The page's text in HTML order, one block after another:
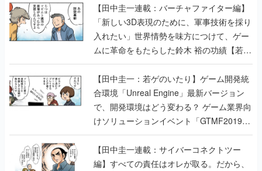
【田中圭一連載：バーチャファイター編】
「新しい3D表現のために、軍事技術を採り
入れたい」世界情勢を味方につけて、ゲー
ムに革命をもたらした鈴木 裕の功績【若ゲ
のいたり】
【田中圭一：若ゲのいたり】ゲーム開発統
合環境「Unreal Engine」最新バージョン
で、開発環境はどう変わる？ ゲーム業界向
けソリューションイベント「GTMF2019」
に行って、より理解を深めよう【PR】
【田中圭一連載：サイバーコネクトツー
編】すべての責任はオレが取る。だから、